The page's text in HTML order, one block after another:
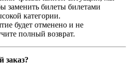
заменить билеты билетами
категории.
будет отменено и не
полный возврат.
заказ?